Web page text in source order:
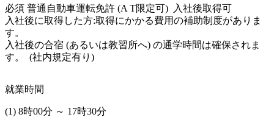
必須 普通自動車運転免許 (A T限定可)  入社後取得可
入社後に取得した方:取得にかかる費用の補助制度がありま
す。
入社後の合宿 (あるいは教習所へ) の通学時間は確保されま
す。  (社内規定有り)
就業時間
(1) 8時00分 ～ 17時30分